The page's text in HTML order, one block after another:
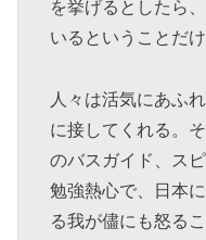
を挙げるとしたら
いるということだけ
人々は活気にあふ
に接してくれる。
のバスガイド、ス
勉強熱心で、日本
る我が儘にも怒る